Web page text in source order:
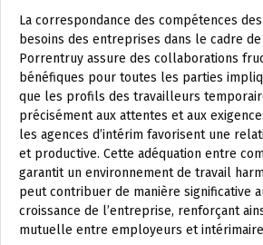
La correspondance des compétences
besoins des entreprises dans le cadre de
Porrentruy assure des collaborations
bénéfiques pour toutes les parties
que les profils des travailleurs
précisément aux attentes et aux
les agences d’intérim favorisent une
et productive. Cette adéquation entre
garantit un environnement de travail
peut contribuer de manière significative
croissance de l’entreprise, renforçant
mutuelle entre employeurs et